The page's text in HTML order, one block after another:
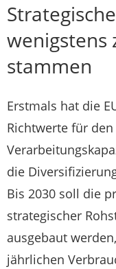
wenigstens
stammen
Erstmals hat die
Richtwerte für
die
Bis 2030 soll die
strategischer
ausgebaut
jährlichen